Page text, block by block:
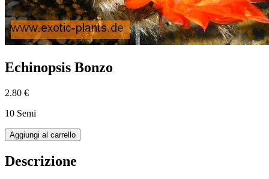
Echinopsis Bonzo
2.80 €
10 Semi
Aggiungi al carrello
Descrizione